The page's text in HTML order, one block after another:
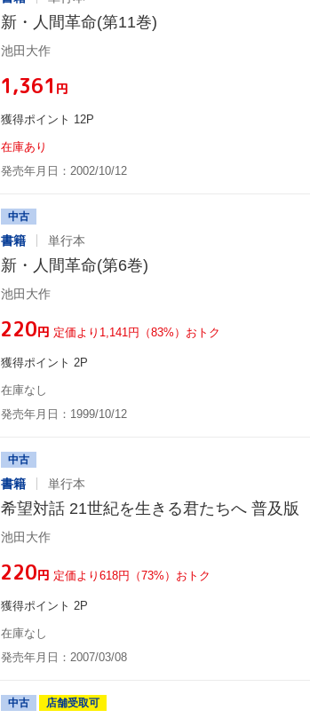
新・人間革命(第11巻)
池田大作
¥1,361 円
獲得ポイント 12P
在庫あり
発売年月日：2002/10/12
中古
書籍 単行本
新・人間革命(第6巻)
池田大作
¥220円 定価より1,141円（83%）おトク
獲得ポイント 2P
在庫なし
発売年月日：1999/10/12
中古
書籍 単行本
希望対話 21世紀を生きる君たちへ 普及版
池田大作
¥220円 定価より618円（73%）おトク
獲得ポイント 2P
在庫なし
発売年月日：2007/03/08
中古 店舗受取可